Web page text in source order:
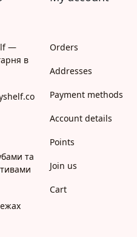
—
в
та
Orders
Addresses
Payment methods
Account details
Points
Join us
Cart